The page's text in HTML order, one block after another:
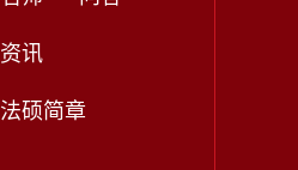
资讯
法硕简章